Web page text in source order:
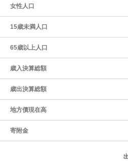
女性人口
15歳未満人口
65歳以上人口
歳入決算総額
歳出決算総額
地方債現在高
寄附金